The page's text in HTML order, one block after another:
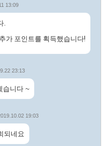
13:09
.
추가 포인트를 획득했습니다!
23:13
습니다 ~
19:03
되네요